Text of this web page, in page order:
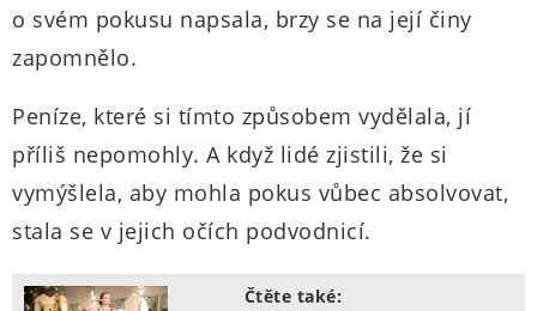
o svém pokusu napsala, brzy se na její činy
zapomnělo.
Peníze, které si tímto způsobem vydělala, jí
příliš nepomohly. A když lidé zjistili, že si
vymýšlela, aby mohla pokus vůbec absolvovat,
stala se v jejich očích podvodnicí.
Čtěte také: